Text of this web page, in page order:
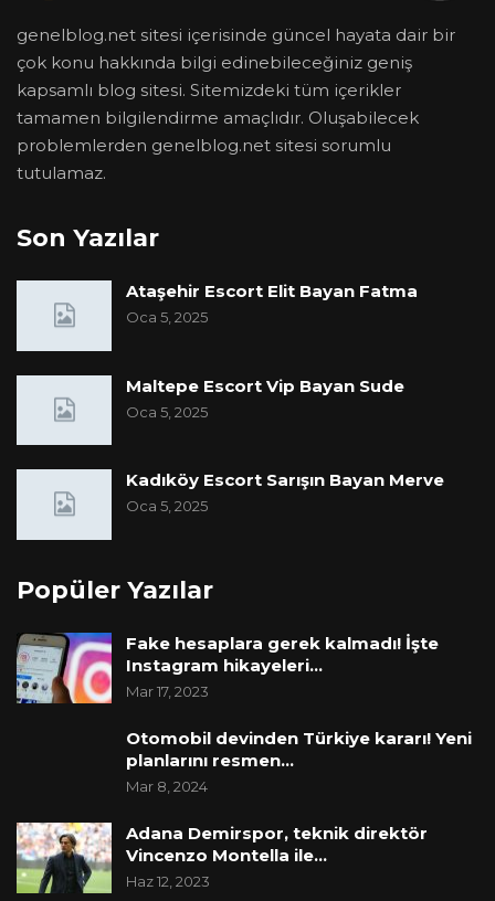
genelblog.net sitesi içerisinde güncel hayata dair bir
çok konu hakkında bilgi edinebileceğiniz geniş
kapsamlı blog sitesi. Sitemizdeki tüm içerikler
tamamen bilgilendirme amaçlıdır. Oluşabilecek
problemlerden genelblog.net sitesi sorumlu
tutulamaz.
Son Yazılar
Ataşehir Escort Elit Bayan Fatma
Oca 5, 2025
Maltepe Escort Vip Bayan Sude
Oca 5, 2025
Kadıköy Escort Sarışın Bayan Merve
Oca 5, 2025
Popüler Yazılar
Fake hesaplara gerek kalmadı! İşte
Instagram hikayeleri…
Mar 17, 2023
Otomobil devinden Türkiye kararı! Yeni
planlarını resmen…
Mar 8, 2024
Adana Demirspor, teknik direktör
Vincenzo Montella ile…
Haz 12, 2023